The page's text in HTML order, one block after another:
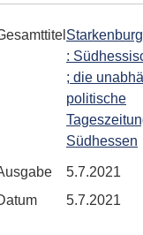
:
; die
politische
Südhessen
5.7.2021
5.7.2021